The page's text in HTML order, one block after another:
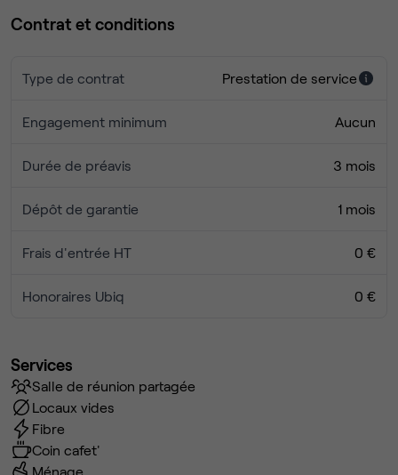
Contrat et conditions
Type de contrat Prestation de service
Engagement minimum Aucun
Durée de préavis 3 mois
Dépôt de garantie 1 mois
Frais d'entrée HT 0 €
Honoraires Ubiq 0 €
Services
Salle de réunion partagée
Locaux vides
Fibre
Coin cafet'
Ménage